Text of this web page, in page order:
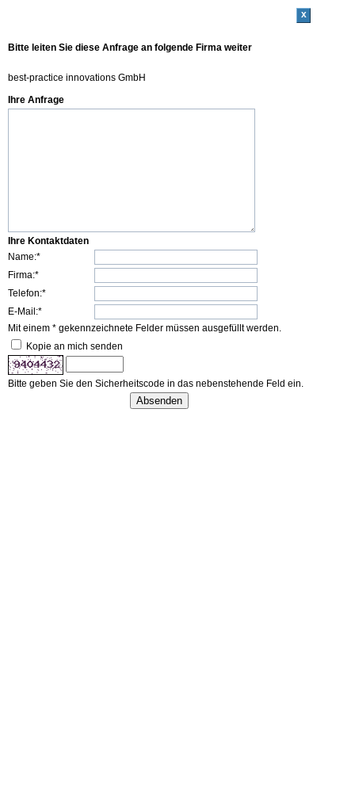
x
Bitte leiten Sie diese Anfrage an folgende Firma weiter
best-practice innovations GmbH
Ihre Anfrage
Ihre Kontaktdaten
Name:*
Firma:*
Telefon:*
E-Mail:*
Mit einem * gekennzeichnete Felder müssen ausgefüllt werden.
Kopie an mich senden
Bitte geben Sie den Sicherheitscode in das nebenstehende Feld ein.